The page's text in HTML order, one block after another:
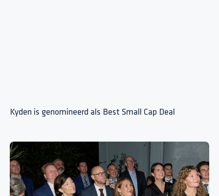
Kyden is genomineerd als Best Small Cap Deal